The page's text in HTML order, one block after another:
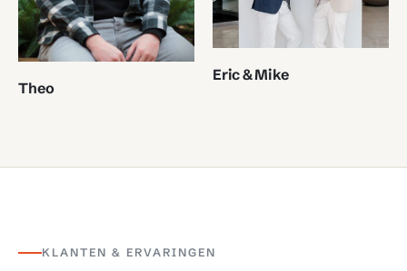
Theo
Eric & Mike
KLANTEN & ERVARINGEN